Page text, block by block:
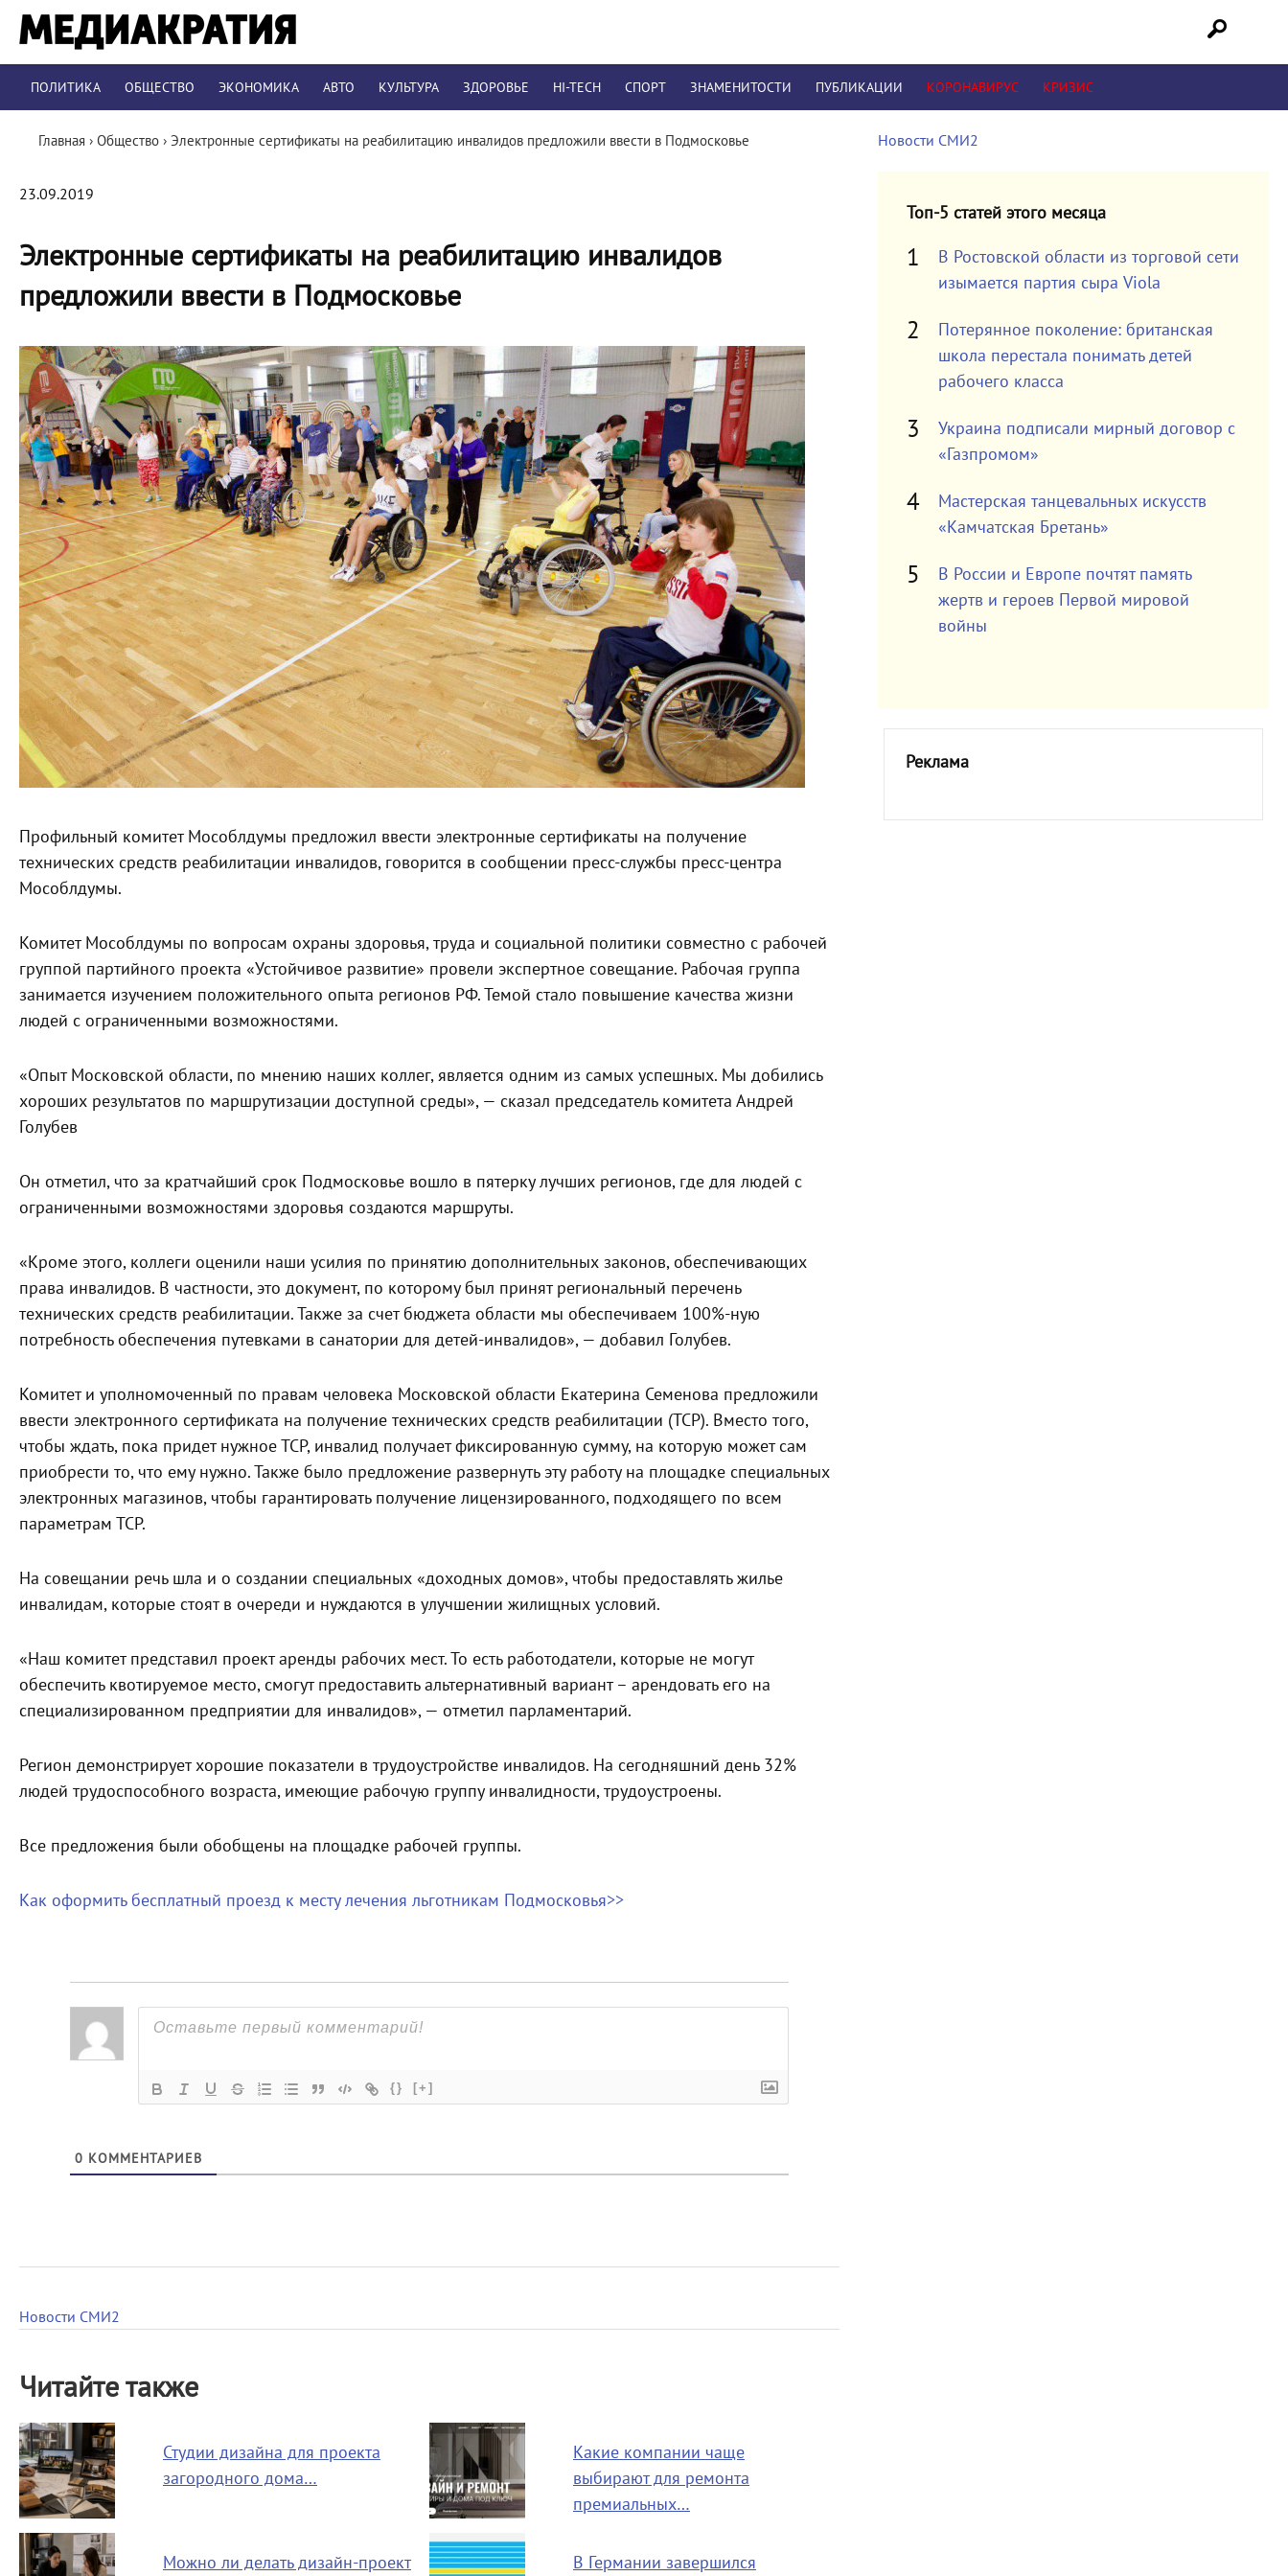
ПОЛИТИКА ОБЩЕСТВО ЭКОНОМИКА АВТО КУЛЬТУРА ЗДОРОВЬЕ HI-TECH СПОРТ ЗНАМЕНИТОСТИ ПУБЛИКАЦИИ КОРОНАВИРУС КРИЗИС
Главная › Общество › Электронные сертификаты на реабилитацию инвалидов предложили ввести в Подмосковье
23.09.2019
Электронные сертификаты на реабилитацию инвалидов
предложили ввести в Подмосковье
Профильный комитет Мособлдумы предложил ввести электронные сертификаты на получение
технических средств реабилитации инвалидов, говорится в сообщении пресс-службы пресс-центра
Мособлдумы.
Комитет Мособлдумы по вопросам охраны здоровья, труда и социальной политики совместно с рабочей
группой партийного проекта «Устойчивое развитие» провели экспертное совещание. Рабочая группа
занимается изучением положительного опыта регионов РФ. Темой стало повышение качества жизни
людей с ограниченными возможностями.
«Опыт Московской области, по мнению наших коллег, является одним из самых успешных. Мы добились
хороших результатов по маршрутизации доступной среды», — сказал председатель комитета Андрей
Голубев
Он отметил, что за кратчайший срок Подмосковье вошло в пятерку лучших регионов, где для людей с
ограниченными возможностями здоровья создаются маршруты.
«Кроме этого, коллеги оценили наши усилия по принятию дополнительных законов, обеспечивающих
права инвалидов. В частности, это документ, по которому был принят региональный перечень
технических средств реабилитации. Также за счет бюджета области мы обеспечиваем 100%-ную
потребность обеспечения путевками в санатории для детей-инвалидов», — добавил Голубев.
Комитет и уполномоченный по правам человека Московской области Екатерина Семенова предложили
ввести электронного сертификата на получение технических средств реабилитации (ТСР). Вместо того,
чтобы ждать, пока придет нужное ТСР, инвалид получает фиксированную сумму, на которую может сам
приобрести то, что ему нужно. Также было предложение развернуть эту работу на площадке специальных
электронных магазинов, чтобы гарантировать получение лицензированного, подходящего по всем
параметрам ТСР.
На совещании речь шла и о создании специальных «доходных домов», чтобы предоставлять жилье
инвалидам, которые стоят в очереди и нуждаются в улучшении жилищных условий.
«Наш комитет представил проект аренды рабочих мест. То есть работодатели, которые не могут
обеспечить квотируемое место, смогут предоставить альтернативный вариант – арендовать его на
специализированном предприятии для инвалидов», — отметил парламентарий.
Регион демонстрирует хорошие показатели в трудоустройстве инвалидов. На сегодняшний день 32%
людей трудоспособного возраста, имеющие рабочую группу инвалидности, трудоустроены.
Все предложения были обобщены на площадке рабочей группы.
Как оформить бесплатный проезд к месту лечения льготникам Подмосковья>>
{} [+]
0 КОММЕНТАРИЕВ
Новости СМИ2
Читайте также
Студии дизайна для проекта
загородного дома…
Какие компании чаще
выбирают для ремонта
премиальных…
Можно ли делать дизайн-проект В Германии завершился
Новости СМИ2
Топ-5 статей этого месяца
В Ростовской области из торговой сети
изымается партия сыра Viola
Потерянное поколение: британская
школа перестала понимать детей
рабочего класса
Украина подписали мирный договор с
«Газпромом»
Мастерская танцевальных искусств
«Камчатская Бретань»
В России и Европе почтят память
жертв и героев Первой мировой
войны
Реклама